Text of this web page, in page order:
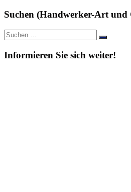
Suchen (Handwerker-Art und
Suche
nach:
Suchen
Informieren Sie sich weiter!